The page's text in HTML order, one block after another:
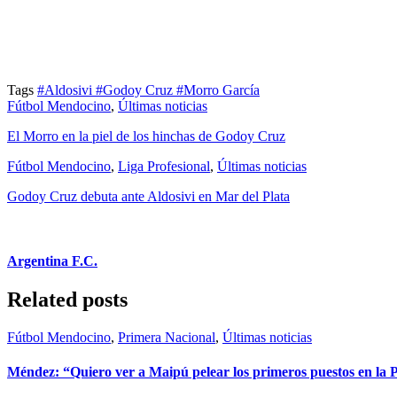
Tags #Aldosivi #Godoy Cruz #Morro García
Fútbol Mendocino, Últimas noticias
El Morro en la piel de los hinchas de Godoy Cruz
Fútbol Mendocino, Liga Profesional, Últimas noticias
Godoy Cruz debuta ante Aldosivi en Mar del Plata
Argentina F.C.
Related posts
Fútbol Mendocino, Primera Nacional, Últimas noticias
Méndez: “Quiero ver a Maipú pelear los primeros puestos en la